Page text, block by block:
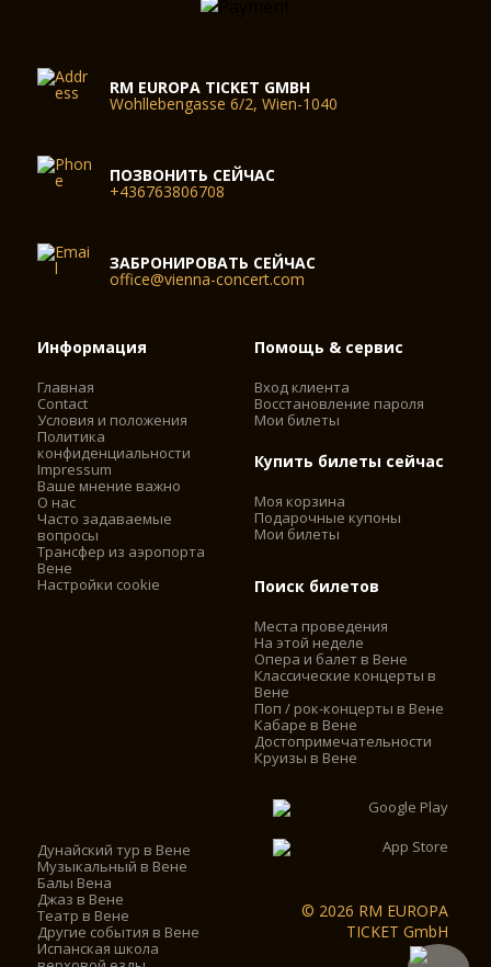
RM EUROPA TICKET GMBH
Wohllebengasse 6/2, Wien-1040
ПОЗВОНИТЬ СЕЙЧАС
+436763806708
ЗАБРОНИРОВАТЬ СЕЙЧАС
office@vienna-concert.com
Информация
Главная
Contact
Условия и положения
Политика
конфиденциальности
Impressum
Ваше мнение важно
О нас
Часто задаваемые
вопросы
Трансфер из аэропорта
Вене
Настройки cookie
Помощь & сервис
Вход клиента
Восстановление пароля
Мои билеты
Купить билеты сейчас
Моя корзина
Подарочные купоны
Мои билеты
Поиск билетов
Места проведения
На этой неделе
Опера и балет в Вене
Классические концерты в
Вене
Поп / рок-концерты в Вене
Кабаре в Вене
Достопримечательности
Круизы в Вене
Дунайский тур в Вене
Музыкальный в Вене
Балы Вена
Джаз в Вене
Театр в Вене
Другие события в Вене
Испанская школа
© 2026 RM EUROPA
TICKET GmbH